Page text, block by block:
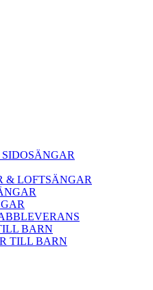
& LOFTSÄNGAR
BARN
TILL BARN